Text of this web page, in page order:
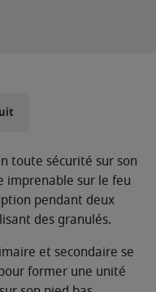
toute sécurité sur son
imprenable sur le feu
pendant deux
des granulés.
et secondaire se
former une unité